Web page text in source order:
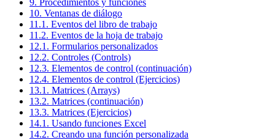
10. Ventanas de diálogo
11.1. Eventos del libro de trabajo
11.2. Eventos de la hoja de trabajo
12.1. Formularios personalizados
12.2. Controles (Controls)
12.3. Elementos de control (continuación)
12.4. Elementos de control (Ejercicios)
13.1. Matrices (Arrays)
13.2. Matrices (continuación)
13.3. Matrices (Ejercicios)
14.1. Usando funciones Excel
14.2. Creando una función personalizada